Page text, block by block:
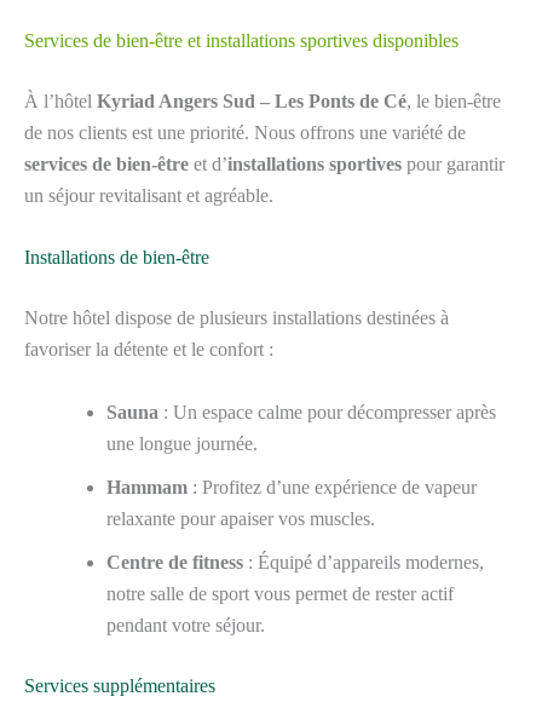
Services de bien-être et installations sportives disponibles
À l’hôtel Kyriad Angers Sud – Les Ponts de Cé, le bien-être
de nos clients est une priorité. Nous offrons une variété de
services de bien-être et d’installations sportives pour garantir
un séjour revitalisant et agréable.
Installations de bien-être
Notre hôtel dispose de plusieurs installations destinées à
favoriser la détente et le confort :
Sauna : Un espace calme pour décompresser après
une longue journée.
Hammam : Profitez d’une expérience de vapeur
relaxante pour apaiser vos muscles.
Centre de fitness : Équipé d’appareils modernes,
notre salle de sport vous permet de rester actif
pendant votre séjour.
Services supplémentaires